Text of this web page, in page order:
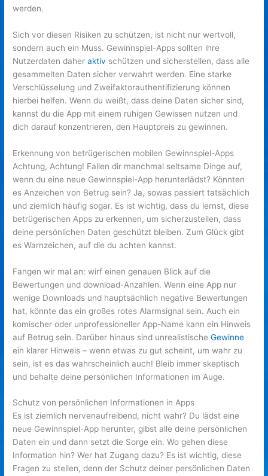
werden.
Sich vor diesen Risiken zu schützen, ist nicht nur wertvoll,
sondern auch ein Muss. Gewinnspiel-Apps sollten ihre
Nutzerdaten daheraktiv schützen und sicherstellen, dass alle
gesammelten Daten sicher verwahrt werden. Eine starke
Verschlüsselung und Zweifaktorauthentifizierung können
hierbei helfen. Wenn du weißt, dass deine Daten sicher sind,
kannst du die App mit einem ruhigen Gewissen nutzen und
dich darauf konzentrieren, den Hauptpreis zu gewinnen.
Erkennung von betrügerischen mobilen Gewinnspiel-Apps
Achtung, Achtung! Fallen dir manchmal seltsame Dinge auf,
wenn du eine neue Gewinnspiel-App herunterlädst? Könnten
es Anzeichen von Betrug sein? Ja, sowas passiert tatsächlich
und ziemlich häufig sogar. Es ist wichtig, dass du lernst, diese
betrügerischen Apps zu erkennen, um sicherzustellen, dass
deine persönlichen Daten geschützt bleiben. Zum Glück gibt
es Warnzeichen, auf die du achten kannst.
Fangen wir mal an: wirf einen genauen Blick auf die
Bewertungen und download-Anzahlen. Wenn eine App nur
wenige Downloads und hauptsächlich negative Bewertungen
hat, könnte das ein großes rotes Alarmsignal sein. Auch ein
komischer oder unprofessioneller App-Name kann ein Hinweis
auf Betrug sein. Darüber hinaus sind unrealistischeGewinne
ein klarer Hinweis – wenn etwas zu gut scheint, um wahr zu
sein, ist es das wahrscheinlich auch! Bleib immer skeptisch
und behalte deine persönlichen Informationen im Auge.
Schutz von persönlichen Informationen in Apps
Es ist ziemlich nervenaufreibend, nicht wahr? Du lädst eine
neue Gewinnspiel-App herunter, gibst alle deine persönlichen
Daten ein und dann setzt die Sorge ein. Wo gehen diese
Information hin? Wer hat Zugang dazu? Es ist wichtig, diese
Fragen zu stellen, denn der Schutz deiner persönlichen Daten